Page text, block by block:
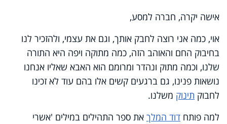
אישה יקרה, חברה למסע,
אוי, כמה אני רוצה לחבק אותך, וגם את עצמי, ולהזכיר לנו
בחיבוק החם והאוהב הזה, כמה מתוקה ויפה היא התורה
שלנו, וכמה מתוק ונהדר ומרומם הוא האבא שאליו אנחנו
נושאות פנינו, גם ברגעים קשים אלו בהם עוד לא זכינו
לחבוק תינוק משלנו.
למה פותח דוד המלך את ספר התהילים במילים 'אשרי